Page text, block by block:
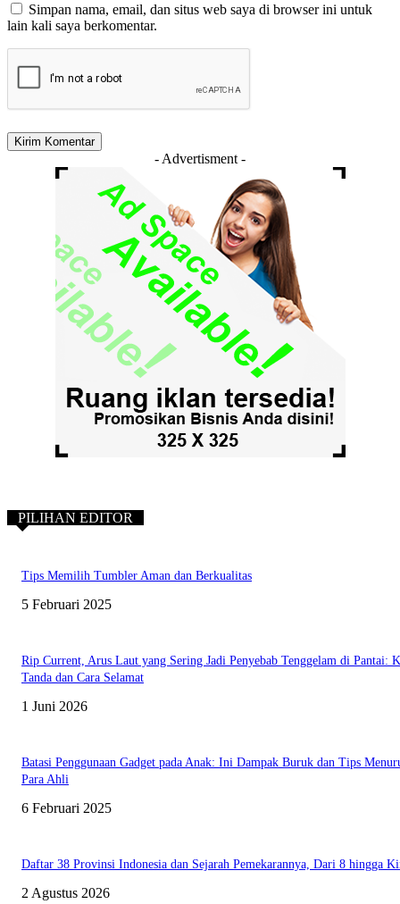
Simpan nama, email, dan situs web saya di browser ini untuk
lain kali saya berkomentar.
- Advertisment -
PILIHAN EDITOR
Tips Memilih Tumbler Aman dan Berkualitas
5 Februari 2025
Rip Current, Arus Laut yang Sering Jadi Penyebab Tenggelam di Pantai:
Tanda dan Cara Selamat
1 Juni 2026
Batasi Penggunaan Gadget pada Anak: Ini Dampak Buruk dan Tips
Para Ahli
6 Februari 2025
Daftar 38 Provinsi Indonesia dan Sejarah Pemekarannya, Dari 8 hingga
2 Agustus 2026